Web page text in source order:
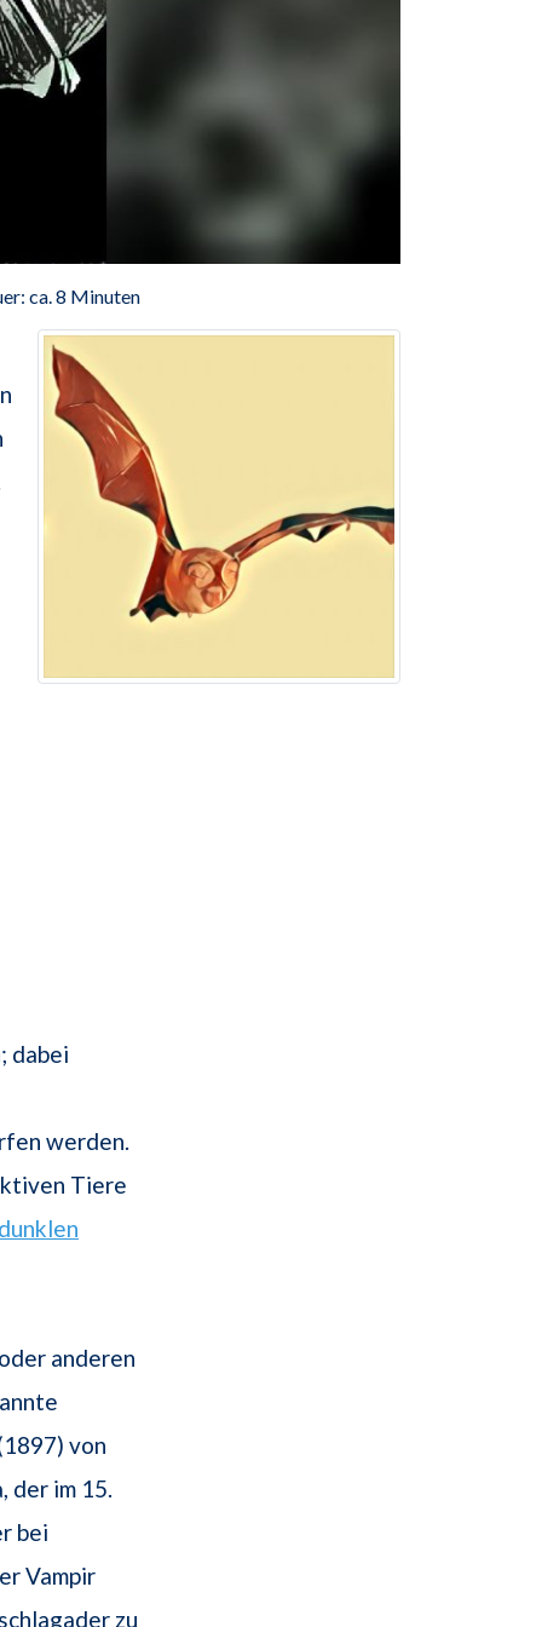
ca. 8 Minuten
dabei
werden.
Tiere
dunklen
oder anderen
von
der im 15.
bei
Vampir
zu